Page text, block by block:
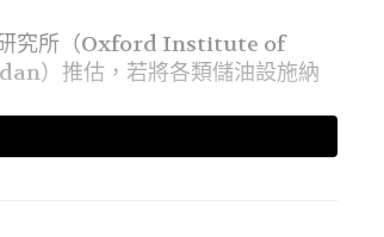
研究所（Oxford Institute of
）推估，若將各類儲油設施納
情況下伊朗原油出口全面中斷，